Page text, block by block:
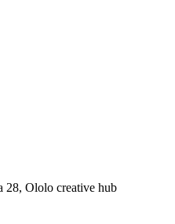
28, Ololo creative hub